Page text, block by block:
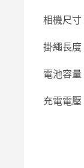
相機尺
掛繩長
電池容
充電電